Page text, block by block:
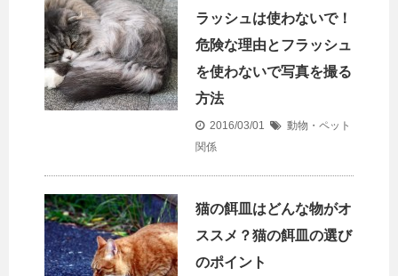
ラッシュは使わないで！
危険な理由とフラッシュ
を使わないで写真を撮る
方法
2016/03/01
動物・ペット
関係
猫の餌皿はどんな物がオ
ススメ？猫の餌皿の選び
のポイント